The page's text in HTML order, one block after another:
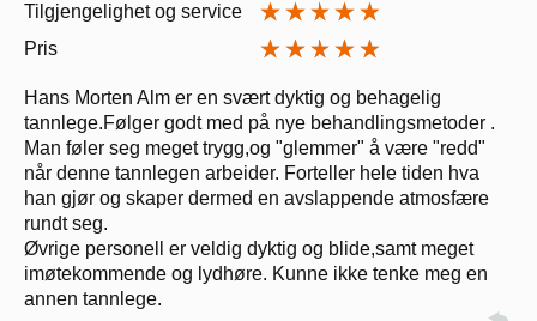
Tilgjengelighet og service
Pris
Hans Morten Alm er en svært dyktig og behagelig
tannlege.Følger godt med på nye behandlingsmetoder .
Man føler seg meget trygg,og "glemmer" å være "redd"
når denne tannlegen arbeider. Forteller hele tiden hva
han gjør og skaper dermed en avslappende atmosfære
rundt seg.
Øvrige personell er veldig dyktig og blide,samt meget
imøtekommende og lydhøre. Kunne ikke tenke meg en
annen tannlege.